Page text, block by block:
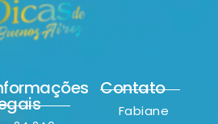
Contato
Fabiane